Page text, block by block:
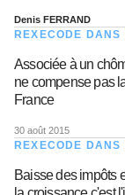
Denis FERRAND
REXECODE
Associée à un
ne compense pas
France
30 août 2015
REXECODE
Baisse des impôts